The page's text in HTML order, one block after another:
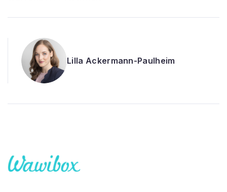
Lilla Ackermann-Paulheim